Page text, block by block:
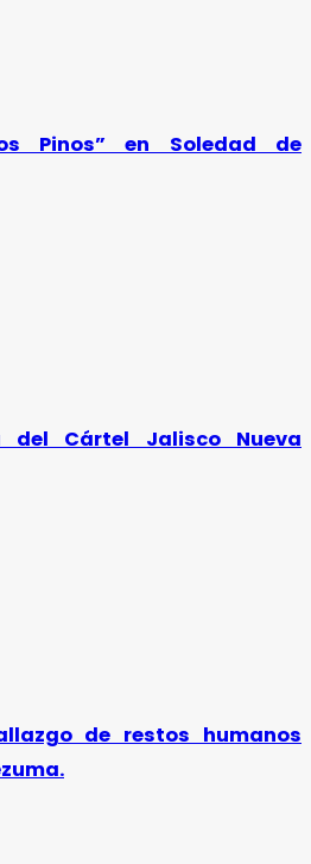
Pinos” en Soledad de
Cártel Jalisco Nueva
de restos humanos